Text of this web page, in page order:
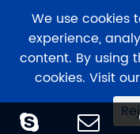
JWELL Extrusion
direitos
Sitemap.
We use cookies
experience,
content. By using
cookies. Visit